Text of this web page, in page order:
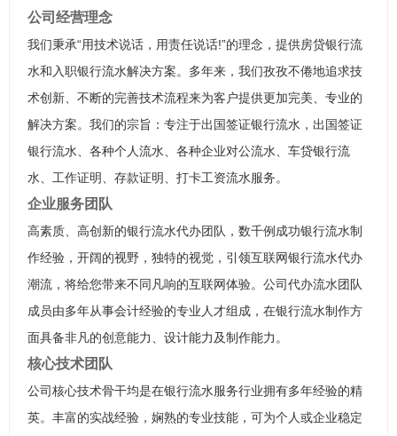
公司经营理念
我们秉承“用技术说话，用责任说话!”的理念，提供房贷银行流
水和入职银行流水解决方案。多年来，我们孜孜不倦地追求技
术创新、不断的完善技术流程来为客户提供更加完美、专业的
解决方案。我们的宗旨：专注于出国签证银行流水，出国签证
银行流水、各种个人流水、各种企业对公流水、车贷银行流
水、工作证明、存款证明、打卡工资流水服务。
企业服务团队
高素质、高创新的银行流水代办团队，数千例成功银行流水制
作经验，开阔的视野，独特的视觉，引领互联网银行流水代办
潮流，将给您带来不同凡响的互联网体验。公司代办流水团队
成员由多年从事会计经验的专业人才组成，在银行流水制作方
面具备非凡的创意能力、设计能力及制作能力。
核心技术团队
公司核心技术骨干均是在银行流水服务行业拥有多年经验的精
英。丰富的实战经验，娴熟的专业技能，可为个人或企业稳定